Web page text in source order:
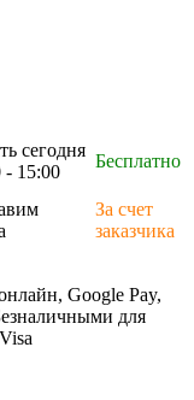
сегодня
- 15:00
Бесплатно
За счет
заказчика
Google Pay,
для